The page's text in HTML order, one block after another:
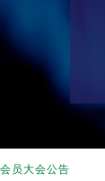
员大会公告